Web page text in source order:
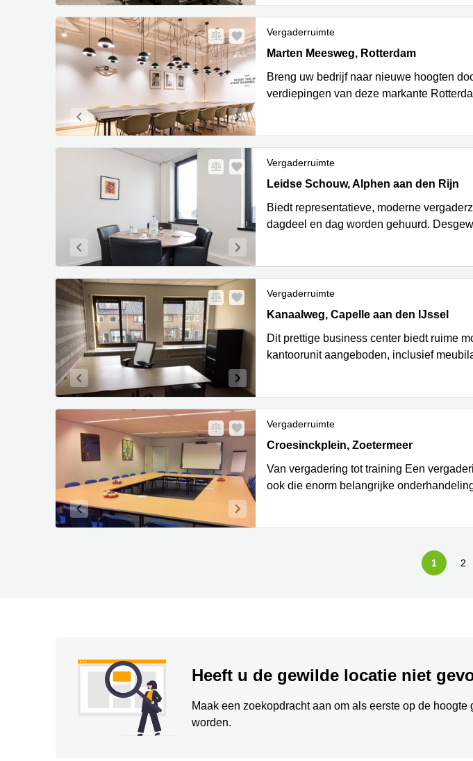
Vergaderruimte
Marten Meesweg 25-G, Rotterdam
Marten Meesweg, Rotterdam
Breng uw bedrijf naar nieuwe hoogten
verdiepingen van deze markante
Vergaderruimte
Leidse Schouw 2, Alphen aan den Rijn
Leidse Schouw, Alphen aan den Rijn
Biedt representatieve, moderne
dagdeel en dag worden gehuurd.
Vergaderruimte
Kanaalweg 33-35, Capelle aan den IJssel,
Kanaalweg, Capelle aan den IJssel
Dit prettige business center biedt ruime
kantoorunit aangeboden, inclusief
Vergaderruimte
Croesinckplein 24-26, Zoetermeer
Croesinckplein, Zoetermeer
Van vergadering tot training Een
ook die enorm belangrijke
1 2
Heeft u de gewilde locatie niet
Maak een zoekopdracht aan om als eerste op de hoogte
worden.